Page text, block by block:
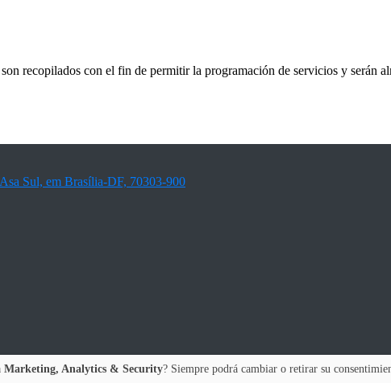
recopilados con el fin de permitir la programación de servicios y serán
Sul, em Brasília-DF, 70303-900
Marketing, Analytics & Security? Siempre podrá cambiar o retirar su